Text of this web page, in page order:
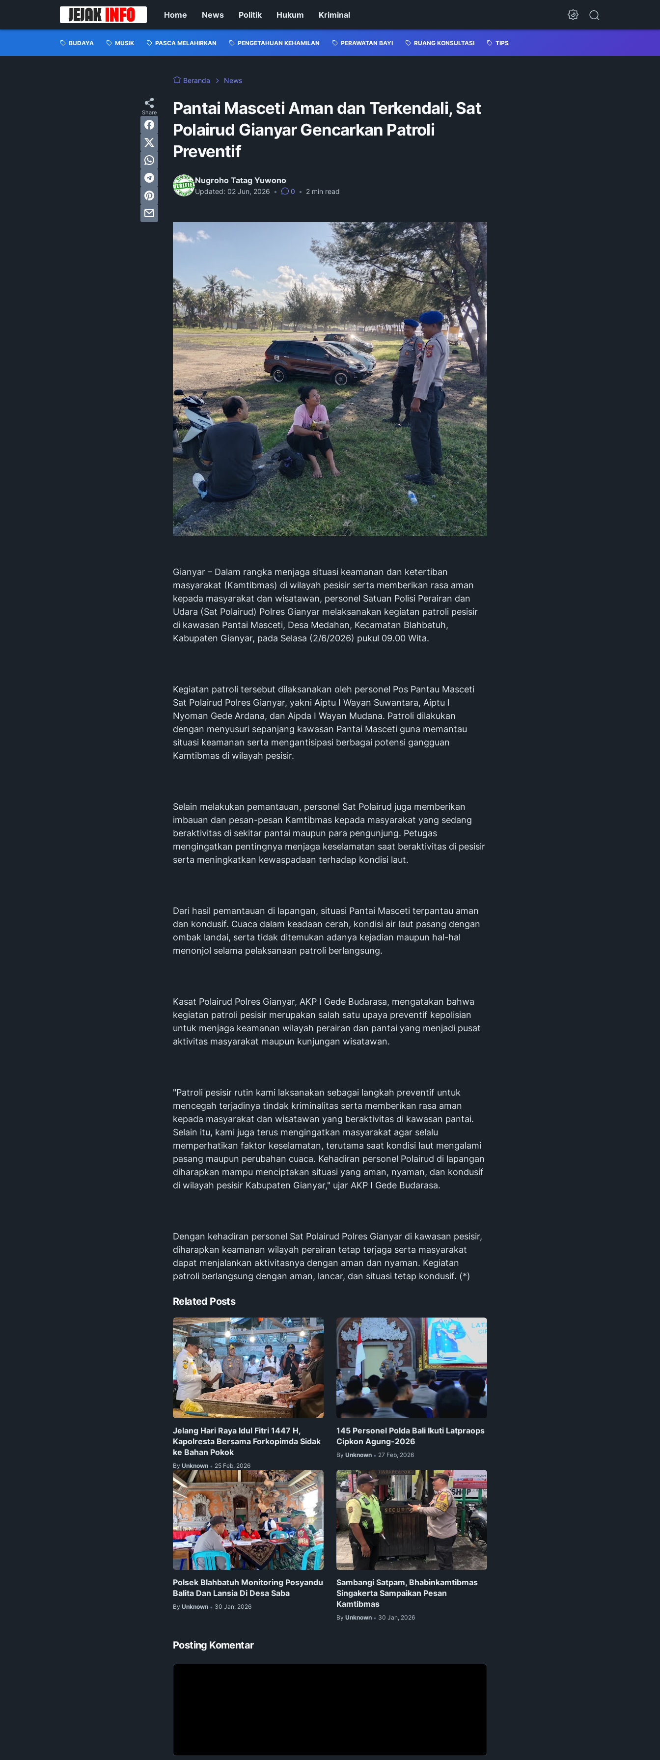
Home News Politik Hukum Kriminal
BUDAYA MUSIK PASCA MELAHIRKAN PENGETAHUAN KEHAMILAN PERAWATAN BAYI RUANG KONSULTASI TIPS
Beranda News
Pantai Masceti Aman dan Terkendali, Sat
Polairud Gianyar Gencarkan Patroli
Preventif
Nugroho Tatag Yuwono
Updated: 02 Jun, 2026 • 0 • 2 min read
Gianyar – Dalam rangka menjaga situasi keamanan dan ketertiban
masyarakat (Kamtibmas) di wilayah pesisir serta memberikan rasa aman
kepada masyarakat dan wisatawan, personel Satuan Polisi Perairan dan
Udara (Sat Polairud) Polres Gianyar melaksanakan kegiatan patroli pesisir
di kawasan Pantai Masceti, Desa Medahan, Kecamatan Blahbatuh,
Kabupaten Gianyar, pada Selasa (2/6/2026) pukul 09.00 Wita.
Kegiatan patroli tersebut dilaksanakan oleh personel Pos Pantau Masceti
Sat Polairud Polres Gianyar, yakni Aiptu I Wayan Suwantara, Aiptu I
Nyoman Gede Ardana, dan Aipda I Wayan Mudana. Patroli dilakukan
dengan menyusuri sepanjang kawasan Pantai Masceti guna memantau
situasi keamanan serta mengantisipasi berbagai potensi gangguan
Kamtibmas di wilayah pesisir.
Selain melakukan pemantauan, personel Sat Polairud juga memberikan
imbauan dan pesan-pesan Kamtibmas kepada masyarakat yang sedang
beraktivitas di sekitar pantai maupun para pengunjung. Petugas
mengingatkan pentingnya menjaga keselamatan saat beraktivitas di pesisir
serta meningkatkan kewaspadaan terhadap kondisi laut.
Dari hasil pemantauan di lapangan, situasi Pantai Masceti terpantau aman
dan kondusif. Cuaca dalam keadaan cerah, kondisi air laut pasang dengan
ombak landai, serta tidak ditemukan adanya kejadian maupun hal-hal
menonjol selama pelaksanaan patroli berlangsung.
Kasat Polairud Polres Gianyar, AKP I Gede Budarasa, mengatakan bahwa
kegiatan patroli pesisir merupakan salah satu upaya preventif kepolisian
untuk menjaga keamanan wilayah perairan dan pantai yang menjadi pusat
aktivitas masyarakat maupun kunjungan wisatawan.
"Patroli pesisir rutin kami laksanakan sebagai langkah preventif untuk
mencegah terjadinya tindak kriminalitas serta memberikan rasa aman
kepada masyarakat dan wisatawan yang beraktivitas di kawasan pantai.
Selain itu, kami juga terus mengingatkan masyarakat agar selalu
memperhatikan faktor keselamatan, terutama saat kondisi laut mengalami
pasang maupun perubahan cuaca. Kehadiran personel Polairud di lapangan
diharapkan mampu menciptakan situasi yang aman, nyaman, dan kondusif
di wilayah pesisir Kabupaten Gianyar," ujar AKP I Gede Budarasa.
Dengan kehadiran personel Sat Polairud Polres Gianyar di kawasan pesisir,
diharapkan keamanan wilayah perairan tetap terjaga serta masyarakat
dapat menjalankan aktivitasnya dengan aman dan nyaman. Kegiatan
patroli berlangsung dengan aman, lancar, dan situasi tetap kondusif. (*)
Related Posts
‎Jelang Hari Raya Idul Fitri 1447 H,
Kapolresta Bersama Forkopimda Sidak
ke Bahan Pokok
By Unknown • 25 Feb, 2026
145 Personel Polda Bali Ikuti Latpraops
Cipkon Agung-2026
By Unknown • 27 Feb, 2026
Polsek Blahbatuh Monitoring Posyandu
Balita Dan Lansia Di Desa Saba
By Unknown • 30 Jan, 2026
Sambangi Satpam, Bhabinkamtibmas
Singakerta Sampaikan Pesan
Kamtibmas
By Unknown • 30 Jan, 2026
Posting Komentar